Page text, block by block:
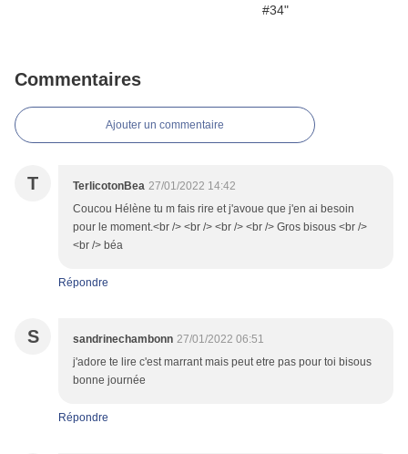
Commentaires
Ajouter un commentaire
T TerlicotonBea 27/01/2022 14:42
Coucou Hélène tu m fais rire et j'avoue que j'en ai besoin
pour le moment.<br /> <br /> <br /> <br /> Gros bisous <br />
<br /> béa
Répondre
S sandrinechambonn 27/01/2022 06:51
j'adore te lire c'est marrant mais peut etre pas pour toi bisous
bonne journée
Répondre